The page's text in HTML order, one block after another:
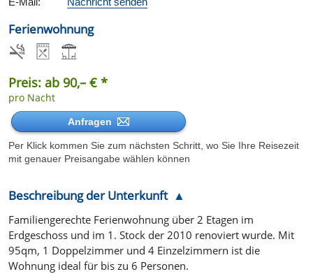
Ferienwohnung
Preis: ab 90,– € *
pro Nacht
Anfragen
Per Klick kommen Sie zum nächsten Schritt, wo Sie Ihre Reisezeit
mit genauer Preisangabe wählen können
Beschreibung der Unterkunft
Familiengerechte Ferienwohnung über 2 Etagen im
Erdgeschoss und im 1. Stock der 2010 renoviert wurde. Mit
95qm, 1 Doppelzimmer und 4 Einzelzimmern ist die
Wohnung ideal für bis zu 6 Personen.